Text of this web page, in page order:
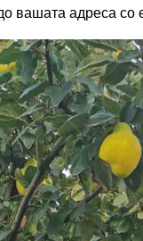
вашата адреса со